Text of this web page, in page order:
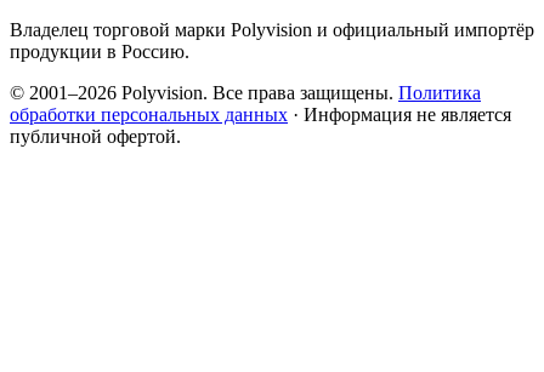
Владелец торговой марки Polyvision и официальный импортёр
продукции в Россию.
© 2001–2026 Polyvision. Все права защищены. Политика
обработки персональных данных · Информация не является
публичной офертой.